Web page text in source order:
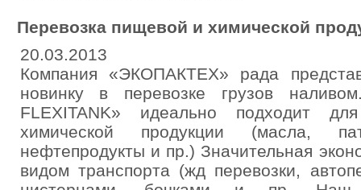
Перевозка пищевой и химической
20.03.2013
Компания «ЭКОПАКТЕХ» рада
новинку в перевозке грузов
FLEXITANK» идеально подходит
химической продукции (масла,
нефтепродукты и пр.) Значительная
видом транспорта (жд перевозки,